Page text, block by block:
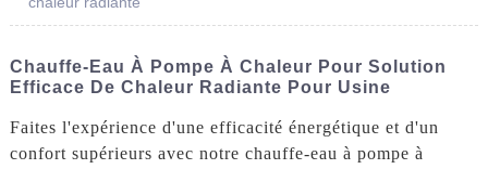
Chauffe-Eau À Pompe À Chaleur Pour Solution
Efficace De Chaleur Radiante Pour Usine
Faites l'expérience d'une efficacité énergétique et d'un
confort supérieurs avec notre chauffe-eau à pompe à